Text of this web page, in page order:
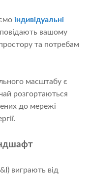
індивідуальні
вашому
та потребам
масштабу є
розгортаються
до мережі
виграють від